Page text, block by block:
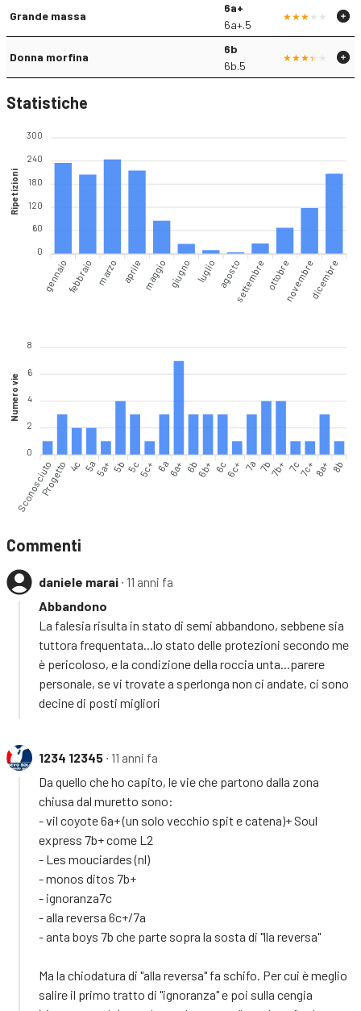
Grande massa
6a+
6a+.5
Donna morfina
6b
6b.5
Statistiche
300
240
180
120
60
0
Ripetizioni
gennaiofebbraio marzo aprile maggio giugno luglio agostosettembre ottobrenovembredicembre
8
6
4
2
0
Numero vie
SconosciutoProgetto 4c 5a5a+ 5b 5c5c+ 6a6a+ 6b6b+ 6c6c+ 7a 7b7b+ 7c7c+ 8a+ 8b
Commenti
daniele marai ∙ 11 anni fa
Abbandono
La falesia risulta in stato di semi abbandono, sebbene sia
tuttora frequentata...lo stato delle protezioni secondo me
è pericoloso, e la condizione della roccia unta...parere
personale, se vi trovate a sperlonga non ci andate, ci sono
decine di posti migliori
1234 12345 ∙ 11 anni fa
Da quello che ho capito, le vie che partono dalla zona
chiusa dal muretto sono:
- vil coyote 6a+ (un solo vecchio spit e catena)+ Soul
express 7b+ come L2
- Les mouciardes (nl)
- monos ditos 7b+
- ignoranza7c
- alla reversa 6c+/7a
- anta boys 7b che parte sopra la sosta di "lla reversa"
Ma la chiodatura di "alla reversa" fa schifo. Per cui è meglio
salire il primo tratto di "ignoranza" e poi sulla cengia